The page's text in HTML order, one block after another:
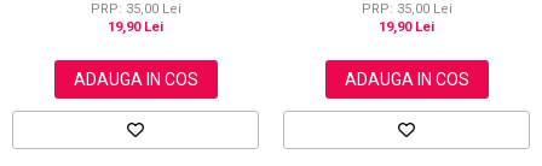
PRP: 35,00 Lei
19,90 Lei
ADAUGA IN COS
PRP: 35,00 Lei
19,90 Lei
ADAUGA IN COS